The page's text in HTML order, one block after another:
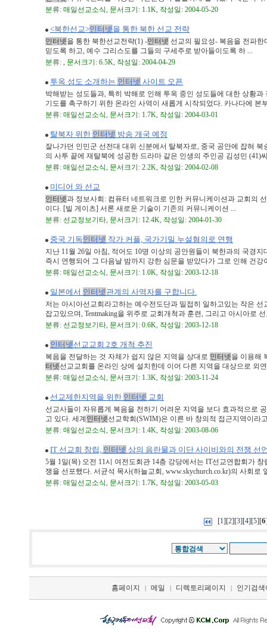
분류: 매일선교소식, 문서크기: 1.1K, 작성일: 2004-05-20
<북한선교>인터넷 을 통한 북한 선교 전략
인터넷을 통한 북한선교전략(1) -인터넷 선교의 필요성- 복음을 전파
믿도록 하고, 예수 그리스도를 그들의 구세주로 받아들이도록 하 ...
분류: , 문서크기: 6.5K, 작성일: 2004-04-29
투옥 성도 소개하는 인터넷 사이트 오픈
박해받는 성도들과, 특히 박해로 인해 투옥 중인 성도들에 대한 상황
기도를 촉구하기 위한 온라인 사역이 새롭게 시작되었다. 카나다에 본
분류: 매일선교소식, 문서크기: 1.7K, 작성일: 2004-03-01
탈북자 위한 인터넷 방송 개국 예정
잘나가던 인민군 선전대 대위 신분에서 탈북자로, 중국 공안에 잡혀
의 사투 끝에 재탈북에 성공한 드라마 같은 인생의 주인공 김성민 (41)
분류: 매일선교소식, 문서크기: 2.2K, 작성일: 2004-02-08
미디어 와 선교
인터넷과 정보사회: 컴퓨터 네트워크로 인한 커뮤니케이션과 교회의
이다. [빌 게이츠] 서론 새로운 기술이 기존의 커뮤니케이션 ...
분류: 선교정보기타, 문서크기: 12.4K, 작성일: 2004-01-30
중국 기독인터넷 작가 커플, 국가기밀 누설혐의로 연행
지난 11월 26일 아침, 적어도 10명 이상의 공안원들이 북한과의 국경
즉시 연행되어 그 다음날 밤까지 강한 심문을 받았다가 그로 인해 건강
분류: 매일선교소식, 문서크기: 1.0K, 작성일: 2003-12-18
일본에서 인터넷 관계의 사역자를 구합니다.
저는 아시아선교회라고하는 예수전도단과 밀접히 일하고있는 작은
잡고있으며, Tentmaking을 위주로 교회개척과 훈련, 그리고 아시아로
분류: 선교정보기타, 문서크기: 0.6K, 작성일: 2003-12-18
인터넷 선교교회 2호 개척 추진
복음을 전달하는 것 자체가 쉽지 않은 지역을 상대로 인터넷을 이용해
터넷선교교회를 온라인 상에 설치한데 이어 다른 지역을 대상으로 외
분류: 매일선교소식, 문서크기: 1.3K, 작성일: 2003-11-24
선교제한지역을 위한 인터넷 교회
선교사들이 자유롭게 복음을 전하기 어려운 지역을 보다 효과적으로
고 있다. 세계 인터넷선교학회(SWIM)은 이른 바 창의적 접근지역이라
분류: 매일선교소식, 문서크기: 1.4K, 작성일: 2003-08-06
IT 선교회 창립, 인터넷 상의 음란물과 이단 사이비와의 전쟁 선
5월 1일(목) 오전 11시 여전도회관 14층 강당에서는 IT선교연합회가
쟁을 선포했다. 서균석 목사(하늘교회, www.skychurch.co.kr)의 사회로
분류: 매일선교소식, 문서크기: 1.7K, 작성일: 2003-05-03
[1][2][3][4][5][6
홈페이지 | 메일 | 디렉토리페이지 | 인기검색